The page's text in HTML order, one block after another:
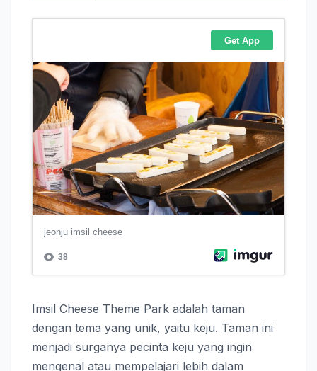
Imsil Cheese Theme Park adalah taman
dengan tema yang unik, yaitu keju. Taman ini
menjadi surganya pecinta keju yang ingin
mengenal atau mempelajari lebih dalam